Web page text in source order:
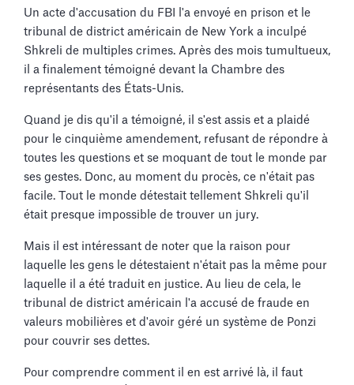
Un acte d'accusation du FBI l'a envoyé en prison et le
tribunal de district américain de New York a inculpé
Shkreli de multiples crimes. Après des mois tumultueux,
il a finalement témoigné devant la Chambre des
représentants des États-Unis.
Quand je dis qu'il a témoigné, il s'est assis et a plaidé
pour le cinquième amendement, refusant de répondre à
toutes les questions et se moquant de tout le monde par
ses gestes. Donc, au moment du procès, ce n'était pas
facile. Tout le monde détestait tellement Shkreli qu'il
était presque impossible de trouver un jury.
Mais il est intéressant de noter que la raison pour
laquelle les gens le détestaient n'était pas la même pour
laquelle il a été traduit en justice. Au lieu de cela, le
tribunal de district américain l'a accusé de fraude en
valeurs mobilières et d'avoir géré un système de Ponzi
pour couvrir ses dettes.
Pour comprendre comment il en est arrivé là, il faut